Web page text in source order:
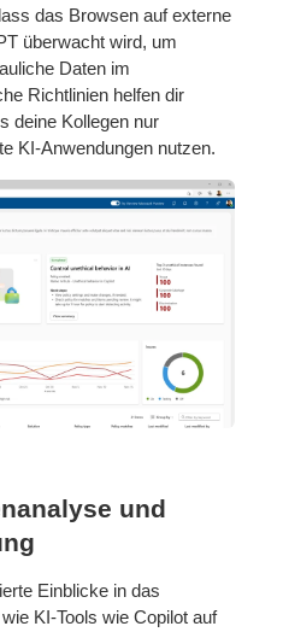
das Browsen auf externe
überwacht wird, um
Daten im
Richtlinien helfen dir
deine Kollegen nur
KI-Anwendungen nutzen.
und
Einblicke in das
KI-Tools wie Copilot auf